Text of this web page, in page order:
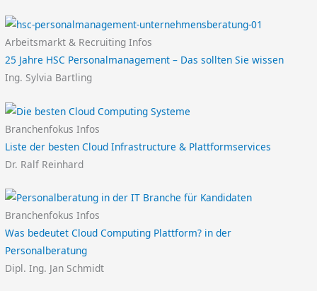
Arbeitsmarkt & Recruiting Infos
25 Jahre HSC Personalmanagement – Das sollten Sie wissen
Ing. Sylvia Bartling
Branchenfokus Infos
Liste der besten Cloud Infrastructure & Plattformservices
Dr. Ralf Reinhard
Branchenfokus Infos
Was bedeutet Cloud Computing Plattform? in der
Personalberatung
Dipl. Ing. Jan Schmidt